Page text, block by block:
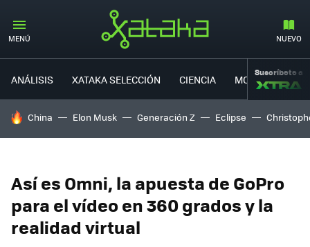
MENÚ NUEVO
ANÁLISIS XATAKA SELECCIÓN CIENCIA MOVILIDAD
Suscríbete a
HOY SE HABLA DE
China Elon Musk Generación Z Eclipse
Así es Omni, la apuesta de GoPro
para el vídeo en 360 grados y la
realidad virtual